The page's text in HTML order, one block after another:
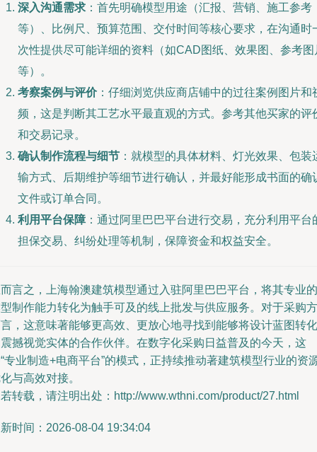
深入沟通需求 ：首先明确模型用途（汇报、营销、施工参考
等）、比例尺、预算范围、交付时间等核心要求，在沟通时
次性提供尽可能详细的资料（如CAD图纸、效果图、参考图
等）。
考察案例与评价：仔细浏览供应商店铺中的过往案例图片和
频，这是判断其工艺水平最直观的方式。参考其他买家的评
和交易记录。
确认制作流程与细节 ：就模型的具体材料、灯光效果、包装
输方式、后期维护等细节进行确认，并最好能形成书面的确
文件或订单合同。
利用平台保障：通过阿里巴巴平台进行交易，充分利用平台
担保交易、纠纷处理等机制，保障资金和权益安全。
言之，上海翰澳建筑模型通过入驻阿里巴巴平台，将其专业的
制作能力转化为触手可及的线上批发与供应服务。对于采购方
，这意味著能够更高效、更放心地寻找到能够将设计蓝图转化
撼视觉实体的合作伙伴。在数字化采购日益普及的今天，这
专业制造+电商平台”的模式，正持续推动著建筑模型行业的资
与高效对接。
转载，请注明出处：http://www.wthni.com/product/27.html
时间：2026-08-04 19:34:04